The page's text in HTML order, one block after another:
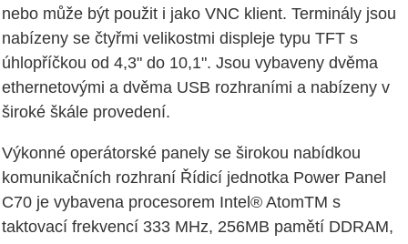
nebo může být použit i jako VNC klient. Terminály jsou
nabízeny se čtyřmi velikostmi displeje typu TFT s
úhlopříčkou od 4,3" do 10,1". Jsou vybaveny dvěma
ethernetovými a dvěma USB rozhraními a nabízeny v
široké škále provedení.
Výkonné operátorské panely se širokou nabídkou
komunikačních rozhraní Řídicí jednotka Power Panel
C70 je vybavena procesorem Intel® AtomTM s
taktovací frekvencí 333 MHz, 256MB pamětí DDRAM,